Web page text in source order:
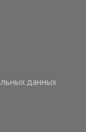
данных